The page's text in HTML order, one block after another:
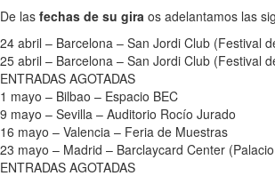
De las fechas de su gira os adelantamos las
24 abril – Barcelona – San Jordi Club (Festival
25 abril – Barcelona – San Jordi Club (Festival
ENTRADAS AGOTADAS
1 mayo – Bilbao – Espacio BEC
9 mayo – Sevilla – Auditorio Rocío Jurado
16 mayo – Valencia – Feria de Muestras
23 mayo – Madrid – Barclaycard Center
ENTRADAS AGOTADAS